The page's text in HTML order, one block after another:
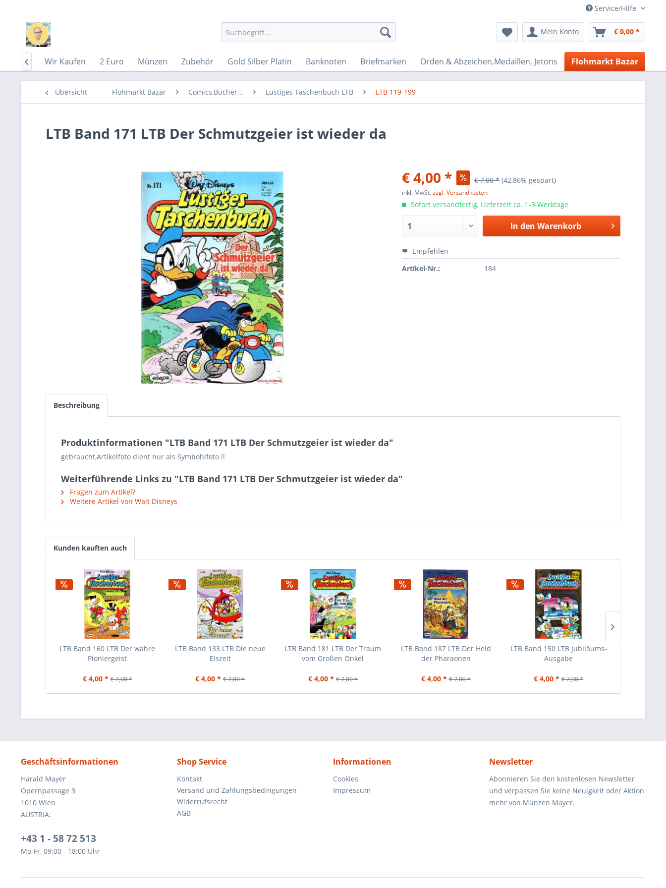
Service/Hilfe
Mein Konto € 0,00 *
Home Wir Kaufen 2 Euro Münzen Zubehör Gold Silber Platin Banknoten Briefmarken Orden & Abzeichen,Medaillen, Jetons Flohmarkt Bazar

Übersicht Flohmarkt Bazar Comics,Bücher... Lustiges Taschenbuch LTB LTB 119-199
LTB Band 171 LTB Der Schmutzgeier ist wieder da
€ 4,00 * € 7,00 * (42,86% gespart)
inkl. MwSt.zzgl. Versandkosten
Sofort versandfertig, Lieferzeit ca. 1-3 Werktage
In den Warenkorb
Empfehlen
Artikel-Nr.:
184
Beschreibung
Produktinformationen "LTB Band 171 LTB Der Schmutzgeier ist wieder da"
gebraucht,Artikelfoto dient nur als Symbohlfoto !!
Weiterführende Links zu "LTB Band 171 LTB Der Schmutzgeier ist wieder da"
Fragen zum Artikel?
Weitere Artikel von Walt Disneys
Kunden kauften auch
LTB Band 160 LTB Der wahre
Pioniergeist
€ 4,00 * € 7,00 *
LTB Band 133 LTB Die neue
Eiszeit
€ 4,00 * € 7,00 *
LTB Band 181 LTB Der Traum
vom Großen Onkel
€ 4,00 * € 7,00 *
LTB Band 187 LTB Der Held
der Pharaonen
€ 4,00 * € 7,00 *
LTB Band 150 LTB Jubiläums-
Ausgabe
€ 4,00 * € 7,00 *
Geschäftsinformationen
Harald Mayer
Opernpassage 3
1010 Wien
AUSTRIA:
+43 1 - 58 72 513
Mo-Fr, 09:00 - 18:00 Uhr
Shop Service
Kontakt
Versand und Zahlungsbedingungen
Widerrufsrecht
AGB
Informationen
Cookies
Impressum
Newsletter
Abonnieren Sie den kostenlosen Newsletter
und verpassen Sie keine Neuigkeit oder Aktion
mehr von Münzen Mayer.